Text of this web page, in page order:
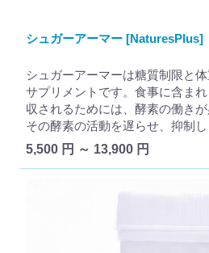
シュガーアーマー [NaturesPlus]
シュガーアーマーは糖質制限と
サプリメントです。食事に含ま
収されるためには、酵素の働きが
その酵素の活動を遅らせ、抑制し
5,500 円 ～ 13,900 円